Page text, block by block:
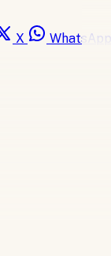
X WhatsApp